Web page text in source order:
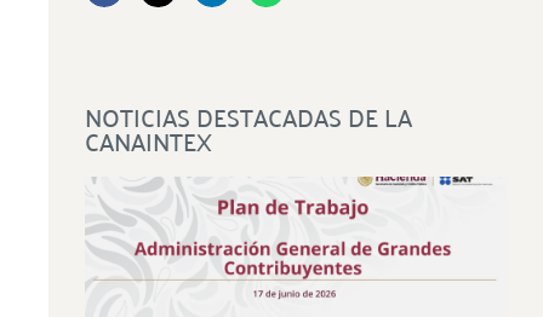
NOTICIAS DESTACADAS DE LA
CANAINTEX